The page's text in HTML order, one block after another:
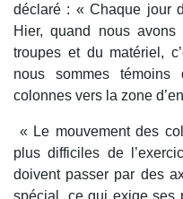
déclaré : « Chaque jour
Hier, quand nous
troupes et du matériel,
nous sommes
colonnes vers la zone
« Le mouvement des
plus difficiles de
doivent passer par des
spécial, ce qui exige ses